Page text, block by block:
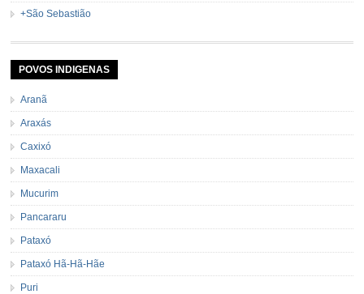
+São Sebastião
POVOS INDIGENAS
Aranã
Araxás
Caxixó
Maxacali
Mucurim
Pancararu
Pataxó
Pataxó Hã-Hã-Hãe
Puri